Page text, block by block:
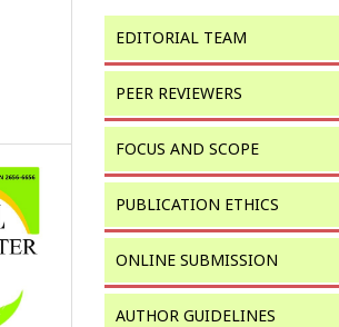
EDITORIAL TEAM
PEER REVIEWERS
FOCUS AND SCOPE
PUBLICATION ETHICS
ONLINE SUBMISSION
AUTHOR GUIDELINES